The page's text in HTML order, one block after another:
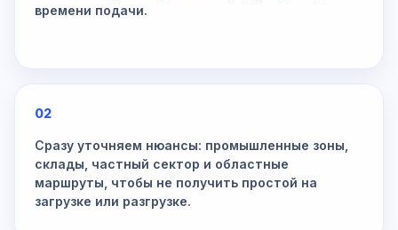
времени подачи.
02
Сразу уточняем нюансы: промышленные зоны,
склады, частный сектор и областные
маршруты, чтобы не получить простой на
загрузке или разгрузке.